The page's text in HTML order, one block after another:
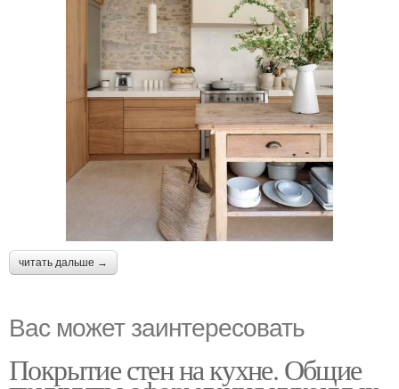
читать дальше →
Вас может заинтересовать
Покрытие стен на кухне. Общие